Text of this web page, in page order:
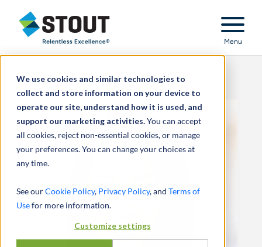
We use cookies and similar technologies to
collect and store information on your device to
operate our site, understand how it is used, and
support our marketing activities.You can accept
all cookies, reject non-essential cookies, or manage
your preferences. You can change your choices at
any time.
See ourCookie Policy, Privacy Policy, and Terms of
Usefor more information.
Customize settings
Stout Relentless Excellence
Menu